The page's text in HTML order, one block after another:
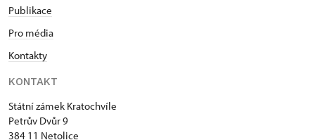
Publikace
Pro média
Kontakty
KONTAKT
Státní zámek Kratochvíle
Petrův Dvůr 9
384 11 Netolice